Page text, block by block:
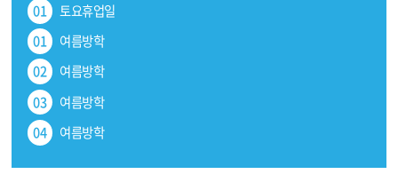
01
토요휴업일
01
여름방학
02
여름방학
03
여름방학
04
여름방학